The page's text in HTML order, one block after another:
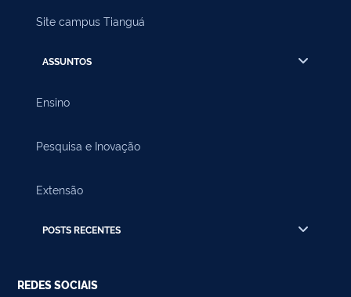
Site campus Tianguá
ASSUNTOS
Ensino
Pesquisa e Inovação
Extensão
POSTS RECENTES
REDES SOCIAIS